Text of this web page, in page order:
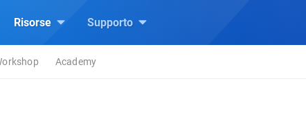
Risorse Supporto
Academy